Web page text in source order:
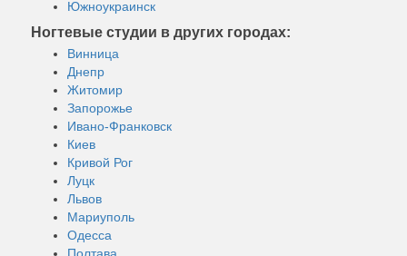
Южноукраинск
Ногтевые студии в других городах:
Винница
Днепр
Житомир
Запорожье
Ивано-Франковск
Киев
Кривой Рог
Луцк
Львов
Мариуполь
Одесса
Полтава